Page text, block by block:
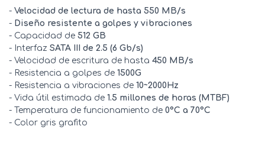
- Velocidad de lectura de hasta 550 MB/s
- Diseño resistente a golpes y vibraciones
- Capacidad de 512 GB
- Interfaz SATA III de 2.5 (6 Gb/s)
- Velocidad de escritura de hasta 450 MB/s
- Resistencia a golpes de 1500G
- Resistencia a vibraciones de 10~2000Hz
- Vida útil estimada de 1.5 millones de horas (MTBF)
- Temperatura de funcionamiento de 0°C a 70°C
- Color gris grafito